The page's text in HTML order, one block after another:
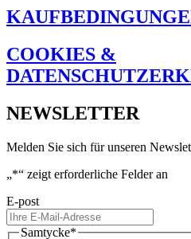
COOKIES &
NEWSLETTER
Melden Sie sich für unseren
„*“ zeigt erforderliche Felder an
E-post
Samtycke*